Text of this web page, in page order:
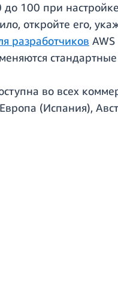
до 100 при
откройте его,
разработчиков
во всех
(Испания),